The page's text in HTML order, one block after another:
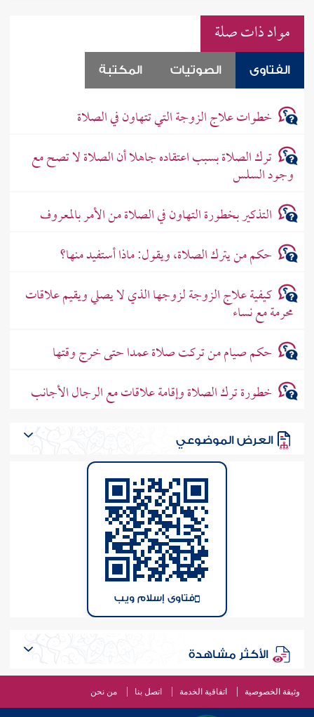
مواد ذات صلة
الفتاوى الصوتيات المكتبة
خطوات علاج الزوجة التي تتهاون في الصلاة
ترك الصلاة بسبب اعتقاده جاهلا أن الصلاة لا تصح مع
وجود السلس
التذكير بخطورة التهاون في الصلاة من الأمر بالمعروف
حكم من يترك الصلاة، ويقول: ماذا أستفيد منها؟
كيفية علاج الزوجة لزوجها الذي لا يصلي ويقيم علاقات
محرمة مع نساء
حكم صيام من تركت صلاة عمدا حتى خرج وقتها
خطورة ترك الصلاة وإقامة علاقات مع الرجال الأجانب
العرض الموضوعي
فتاوى إسلام ويب
الأكثر مشاهدة
وثيقة الخصوصية اتفاقية الخدمة اتصل بنا من نحن